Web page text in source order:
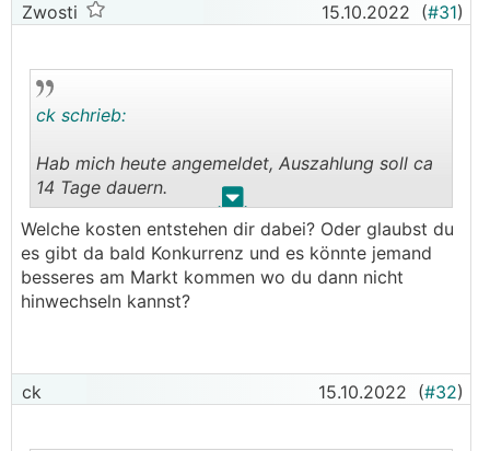
Zwosti 15.10.2022 (#31)
. .
ck schrieb:
Hab mich heute angemeldet, Auszahlung soll ca
14 Tage dauern.
Einziger „Nachteil“ den ich erkennen konnte ist
eine Mindestlaufzeit von 2 Jahren.
Welche kosten entstehen dir dabei? Oder glaubst du
es gibt da bald Konkurrenz und es könnte jemand
besseres am Markt kommen wo du dann nicht
hinwechseln kannst?
ck 15.10.2022 (#32)